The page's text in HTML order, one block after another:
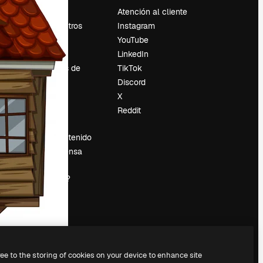
Precios
Sobre nosotros
Reviews
Empleo
Tendencias de
búsqueda
Blog
Eventos
Slidesgo
Vender contenido
Sala de prensa
¿Buscas
magnific.ai?
Atención al cliente
Instagram
YouTube
LinkedIn
TikTok
Discord
X
Reddit
to the storing of cookies on your device to enhance site